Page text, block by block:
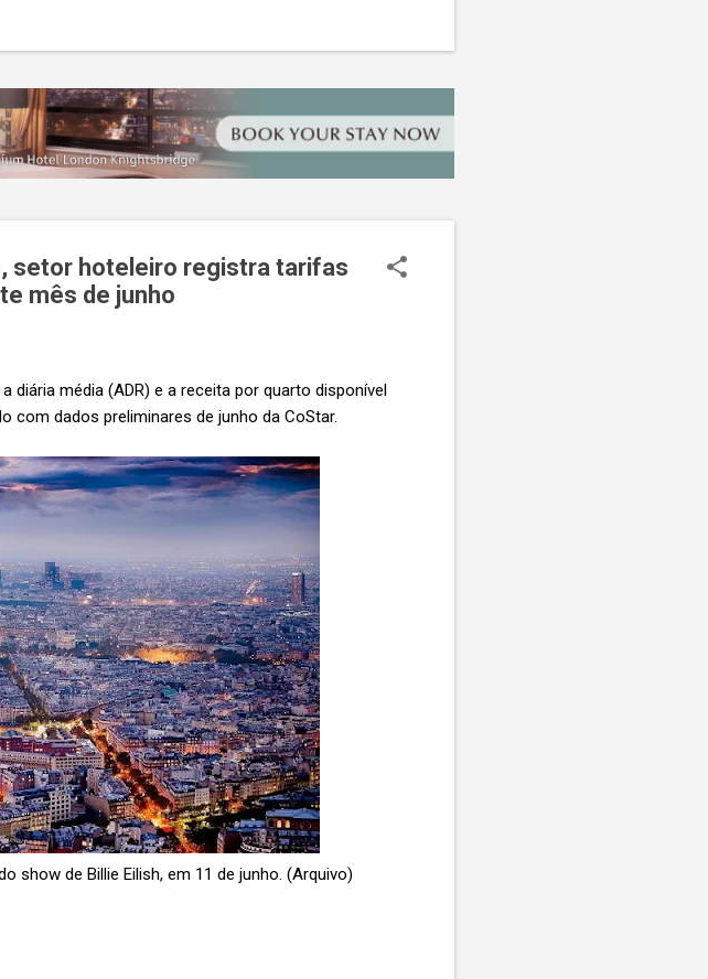
anula o lucro de mais de 30 assentos vendidos,
setor hoteleiro registra tarifas
mês de junho
diária média (ADR) e a receita por quarto disponível
com dados preliminares de junho da CoStar.
show de Billie Eilish, em 11 de junho. (Arquivo)